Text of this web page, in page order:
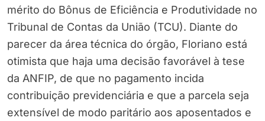
mérito do Bônus de Eficiência e Produtividade no
Tribunal de Contas da União (TCU). Diante do
parecer da área técnica do órgão, Floriano está
otimista que haja uma decisão favorável à tese
da ANFIP, de que no pagamento incida
contribuição previdenciária e que a parcela seja
extensível de modo paritário aos aposentados e